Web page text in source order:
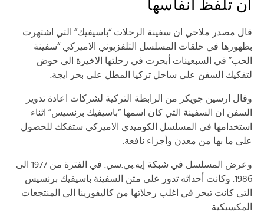
أن تلفظ أنفاسها
قال مصدر ملاحي ان سفينة الرحلات “باسيفيك” التي اشتهرت
بظهورها في حلقات المسلسل التلفزيوني الاميركي “سفينة
الحب” في السبعينات أبحرت في رحلتها الاخيرة الى حوض
لتفكيك السفن على ساحل تركيا المطل على بحر ايجة.
وقال ارسين جويكر من الرابطة التركية لشركات اعادة تدوير
السفن ان السفينة التي كان اسمها “باسيفيك برنسيس” اثناء
استخدامها في المسلسل الكوميدي الاميركي ستفكك للحصول
على ما بها من معدن وأجزاء نافعة.
وعرض المسلسل في شبكة إيه.بي.سي. في الفترة من 1977 الى
1986. وكانت أحداثه تدور على متن السفينة باسيفيك برنسيس
التي كانت تبحر في اغلب رحلاتها من كاليفورينا الى المنتجعات
المكسيكية.